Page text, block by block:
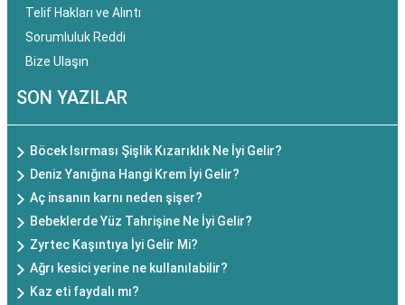
Telif Hakları ve Alıntı
Sorumluluk Reddi
Bize Ulaşın
SON YAZILAR
Böcek Isırması Şişlik Kızarıklık Ne İyi Gelir?
Deniz Yanığına Hangi Krem İyi Gelir?
Aç insanın karnı neden şişer?
Bebeklerde Yüz Tahrişine Ne İyi Gelir?
Zyrtec Kaşıntıya İyi Gelir Mi?
Ağrı kesici yerine ne kullanılabilir?
Kaz eti faydalı mı?